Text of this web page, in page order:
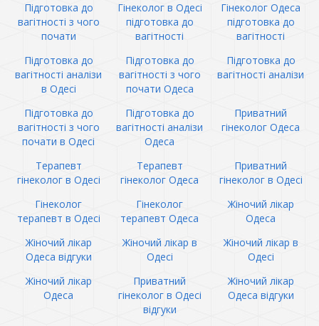
Підготовка до
вагітності з чого
почати
Гінеколог в Одесі
підготовка до
вагітності
Гінеколог Одеса
підготовка до
вагітності
Підготовка до
вагітності аналізи
в Одесі
Підготовка до
вагітності з чого
почати Одеса
Підготовка до
вагітності аналізи
Підготовка до
вагітності з чого
почати в Одесі
Підготовка до
вагітності аналізи
Одеса
Приватний
гінеколог Одеса
Терапевт
гінеколог в Одесі
Терапевт
гінеколог Одеса
Приватний
гінеколог в Одесі
Гінеколог
терапевт в Одесі
Гінеколог
терапевт Одеса
Жіночий лікар
Одеса
Жіночий лікар
Одеса відгуки
Жіночий лікар в
Одесі
Жіночий лікар в
Одесі
Жіночий лікар
Одеса
Приватний
гінеколог в Одесі
відгуки
Жіночий лікар
Одеса відгуки